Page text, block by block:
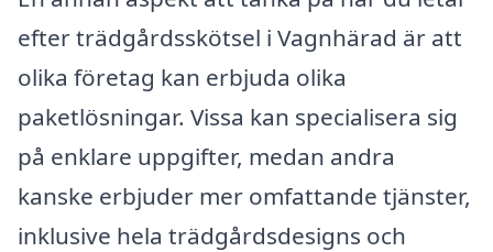
efter trädgårdsskötsel i Vagnhärad är att
olika företag kan erbjuda olika
paketlösningar. Vissa kan specialisera sig
på enklare uppgifter, medan andra
kanske erbjuder mer omfattande tjänster,
inklusive hela trädgårdsdesigns och